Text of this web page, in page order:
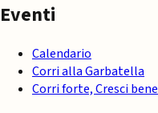
Eventi
Calendario
Corri alla Garbatella
Corri forte, Cresci bene